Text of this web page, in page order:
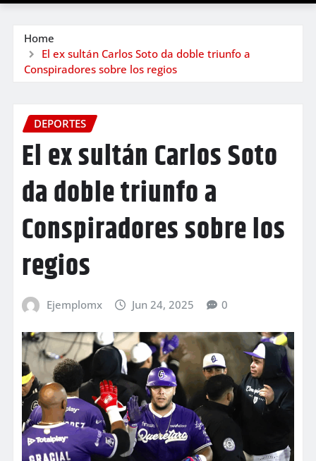
Home
El ex sultán Carlos Soto da doble triunfo a
Conspiradores sobre los regios
DEPORTES
El ex sultán Carlos Soto
da doble triunfo a
Conspiradores sobre los
regios
Ejemplomx Jun 24, 2025 0